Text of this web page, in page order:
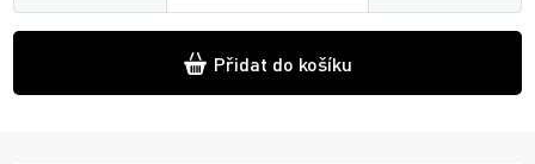
Přidat do košíku